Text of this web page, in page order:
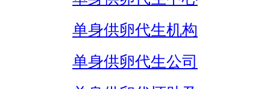
单身供卵代生机构
单身供卵代生公司